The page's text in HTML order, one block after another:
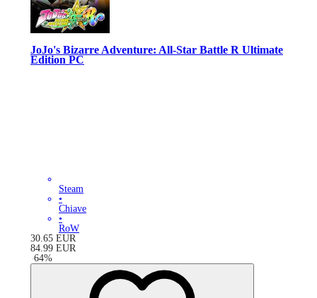
JoJo's Bizarre Adventure: All-Star Battle R Ultimate
Edition PC
Steam
•
Chiave
•
RoW
30.65 EUR
84.99 EUR
-64%